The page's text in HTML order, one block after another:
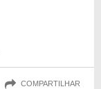
COMPARTILHAR